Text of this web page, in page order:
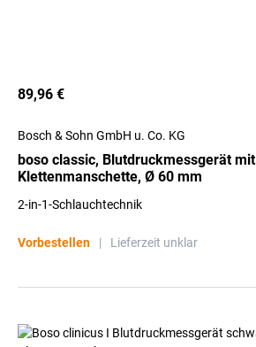
89,96 €
Bosch & Sohn GmbH u. Co. KG
boso classic, Blutdruckmessgerät mit
Klettenmanschette, Ø 60 mm
2-in-1-Schlauchtechnik
Vorbestellen | Lieferzeit unklar